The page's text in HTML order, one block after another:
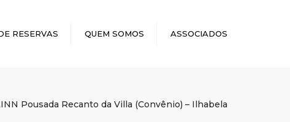
RESERVAS QUEM SOMOS ASSOCIADOS
Pousada Recanto da Villa (Convênio) – Ilhabela